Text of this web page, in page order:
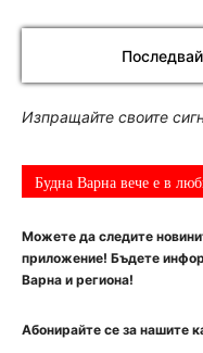
Изпращайте своите
Будна Варна вече е в
Можете да следите
приложение! Бъдете
Варна и региона!
Абонирайте се за нашите